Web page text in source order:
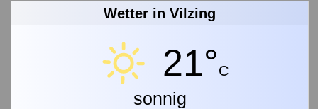
Wetter in Vilzing
21°C
sonnig